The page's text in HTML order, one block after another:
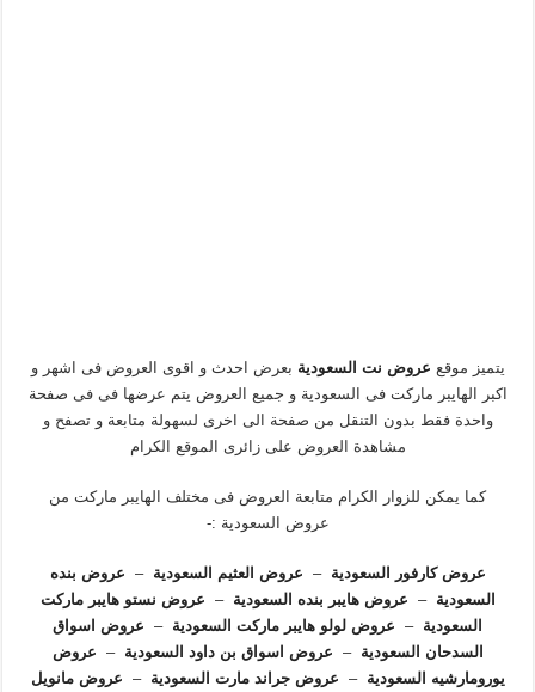
يتميز موقع عروض نت السعوديةبعرض احدث و اقوى العروض فى اشهر و
اكبر الهايبر ماركت فى السعودية و جميع العروض يتم عرضها فى فى صفحة
واحدة فقط بدون التنقل من صفحة الى اخرى لسهولة متابعة و تصفح و
مشاهدة العروض على زائرى الموقع الكرام
كما يمكن للزوار الكرام متابعة العروض فى مختلف الهايبر ماركت من
عروض السعودية :-
عروض كارفور السعودية – عروض العثيم السعودية –
عروض بنده
السعودية – عروض هايبر بنده السعودية –
عروض نستو هايبر ماركت
السعودية – عروض لولو هايبر ماركت السعودية –
عروض اسواق
السدحان السعودية – عروض اسواق بن داود السعودية –
عروض
يورومارشيه السعودية – عروض جراند مارت السعودية –
عروض مانويل